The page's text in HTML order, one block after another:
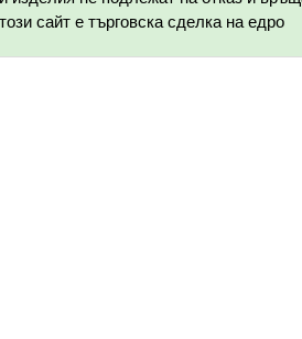
сайт е търговска сделка на едро